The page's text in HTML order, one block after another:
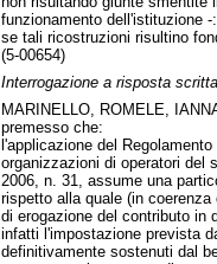
funzionamento dell'istituzione -:
se tali ricostruzioni risultino
(5-00654)
Interrogazione a risposta
MARINELLO, ROMELE,
premesso che:
l'applicazione del
organizzazioni di operatori del
2006, n. 31, assume una
rispetto alla quale (in
di erogazione del contributo in
infatti l'impostazione prevista
definitivamente sostenuti dal